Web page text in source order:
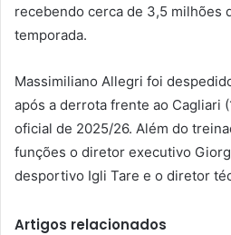
recebendo cerca de 3,5 milhões
temporada.
Massimiliano Allegri foi
após a derrota frente ao Cagliari
oficial de 2025/26. Além do
funções o diretor executivo
desportivo Igli Tare e o diretor
Artigos relacionados